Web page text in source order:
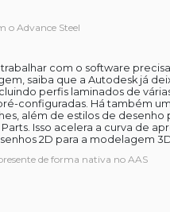
o Advance Steel
com o software
saiba que a Autodesk já
perfis laminados de
configuradas. Há também
além de estilos de
Isso acelera a curva de
2D para a modelagem
de forma nativa no AAS